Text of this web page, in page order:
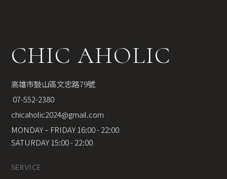
CHIC AHOLIC
高雄市鼓山區文忠路79號
07-552-2380
chicaholic2024@gmail.com
MONDAY – FRIDAY 16:00 - 22:00
SATURDAY 15:00 - 22:00
SERVICE